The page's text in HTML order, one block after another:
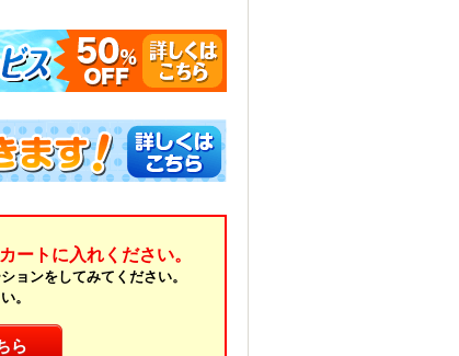
ートに入れください。
ョンをしてみてください。
。
ら